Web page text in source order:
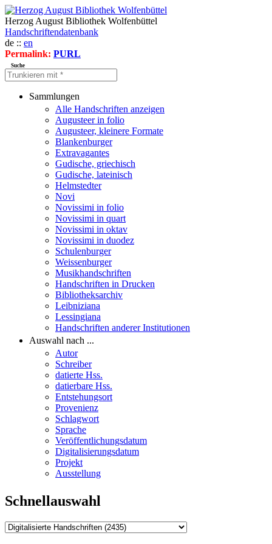
Herzog August Bibliothek Wolfenbüttel
Handschriftendatenbank
de :: en
Permalink: PURL
Suche
Sammlungen
Alle Handschriften anzeigen
Augusteer in folio
Augusteer, kleinere Formate
Blankenburger
Extravagantes
Gudische, griechisch
Gudische, lateinisch
Helmstedter
Novi
Novissimi in folio
Novissimi in quart
Novissimi in oktav
Novissimi in duodez
Schulenburger
Weissenburger
Musikhandschriften
Handschriften in Drucken
Bibliotheksarchiv
Leibniziana
Lessingiana
Handschriften anderer Institutionen
Auswahl nach ...
Autor
Schreiber
datierte Hss.
datierbare Hss.
Entstehungsort
Provenienz
Schlagwort
Sprache
Veröffentlichungsdatum
Digitalisierungsdatum
Projekt
Ausstellung
Schnellauswahl